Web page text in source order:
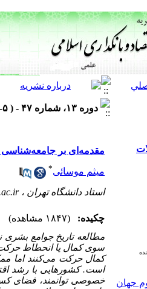
جهان
دوره ۱۳، شماره ۴۷ - ( ۵-۱۴۰۳ )
مقدمه‌ای بر
میثم موسائی*
استاد دانشگاه تهران ،
چکیده:
(۱۸۴۷ مشاهده)
مطالعه تاریخ جوامع
سوی کمال یا انحطاط حرکت
کمال حرکت می‌کنند اما
است. کشورهایی با رشد
خصوصی توانمند، فضای